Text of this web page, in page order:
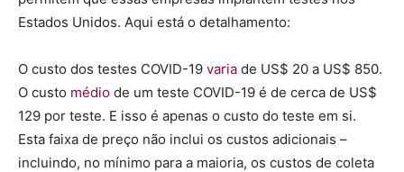
Estados Unidos. Aqui está o detalhamento:
O custo dos testes COVID-19 varia de US$ 20 a US$ 850.
O custo médio de um teste COVID-19 é de cerca de US$
129 por teste. E isso é apenas o custo do teste em si.
Esta faixa de preço não inclui os custos adicionais –
incluindo, no mínimo para a maioria, os custos de coleta